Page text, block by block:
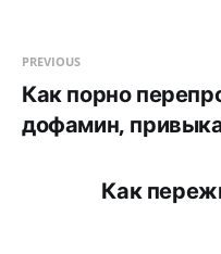
PREVIOUS
Как порно
дофамин,
Как